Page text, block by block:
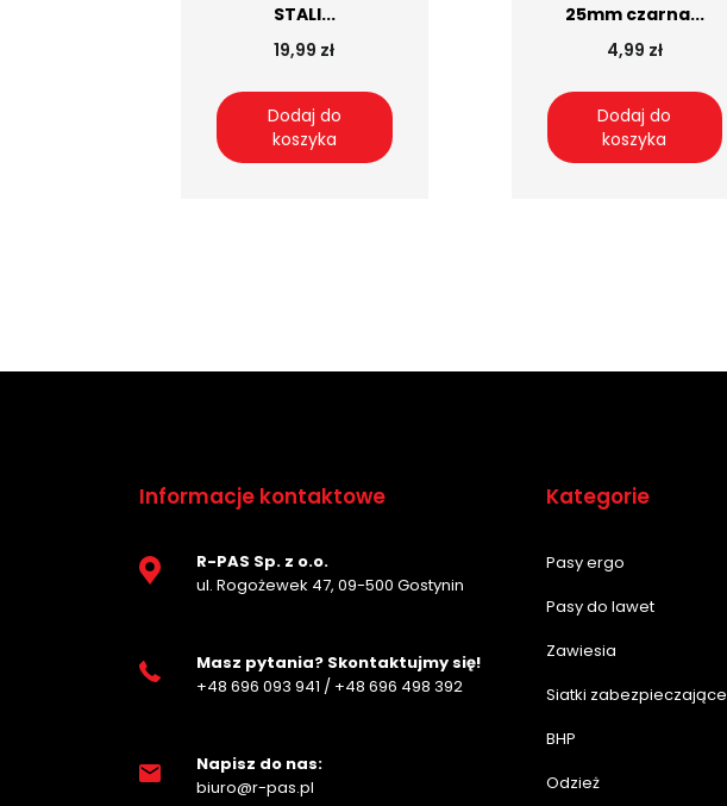
STALI...
19,99 zł
Dodaj do
koszyka
25mm czarna...
4,99 zł
Dodaj do
koszyka
Informacje kontaktowe
R-PAS Sp. z o.o.
ul. Rogożewek 47, 09-500 Gostynin
Masz pytania? Skontaktujmy się!
+48 696 093 941 / +48 696 498 392
Napisz do nas:
biuro@r-pas.pl
Kategorie
Pasy ergo
Pasy do lawet
Zawiesia
Siatki zabezpieczające
BHP
Odzież